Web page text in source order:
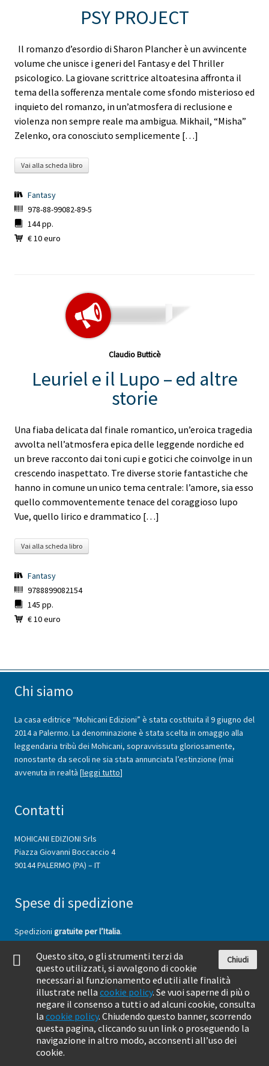
Chiudi
Questo sito, o gli strumenti terzi da
questo utilizzati, si avvalgono di cookie
necessari al funzionamento ed utili alle finalità
illustrate nella cookie policy. Se vuoi saperne di più o
negare il consenso a tutti o ad alcuni cookie, consulta
la cookie policy. Chiudendo questo banner, scorrendo
questa pagina, cliccando su un link o proseguendo la
navigazione in altro modo, acconsenti all’uso dei
cookie.
PSY PROJECT
Il romanzo d’esordio di Sharon Plancher è un avvincente
volume che unisce i generi del Fantasy e del Thriller
psicologico. La giovane scrittrice altoatesina affronta il
tema della sofferenza mentale come sfondo misterioso ed
inquieto del romanzo, in un’atmosfera di reclusione e
violenza non sempre reale ma ambigua. Mikhail, “Misha”
Zelenko, ora conosciuto semplicemente […]
Vai alla scheda libro
Fantasy
978-88-99082-89-5
144 pp.
€ 10 euro
Claudio Butticè
Leuriel e il Lupo – ed altre
storie
Una fiaba delicata dal finale romantico, un’eroica tragedia
avvolta nell’atmosfera epica delle leggende nordiche ed
un breve racconto dai toni cupi e gotici che coinvolge in un
crescendo inaspettato. Tre diverse storie fantastiche che
hanno in comune un unico tema centrale: l’amore, sia esso
quello commoventemente tenace del coraggioso lupo
Vue, quello lirico e drammatico […]
Vai alla scheda libro
Fantasy
9788899082154
145 pp.
€ 10 euro
Chi siamo
La casa editrice “Mohicani Edizioni” è stata costituita il 9 giugno del
2014 a Palermo. La denominazione è stata scelta in omaggio alla
leggendaria tribù dei Mohicani, sopravvissuta gloriosamente,
nonostante da secoli ne sia stata annunciata l’estinzione (mai
avvenuta in realtà [leggi tutto]
Contatti
MOHICANI EDIZIONI Srls
Piazza Giovanni Boccaccio 4
90144 PALERMO (PA) – IT
Spese di spedizione
Spedizioni gratuite per l’Italia.
Spedizioniper l’estero a carico del cliente, variabili a seconda del
peso e della Zona di spedizione (vedi il tariffario Poste Italiane).
2026 by Mohicani Edizioni Srls, Palermo - P.iva 06324330825 | Realizzato
conAldus: piattaforma web per l'editoria